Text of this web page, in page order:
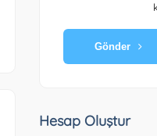
Gönder
Hesap Oluştur